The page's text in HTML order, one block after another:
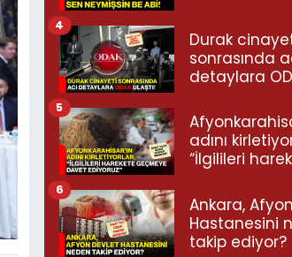
Durak
sonrasında
detaylara
4
adını
“İlgilileri
ediyoruz”
5
Ankara,
Hastanesini
takip ediyor?
6